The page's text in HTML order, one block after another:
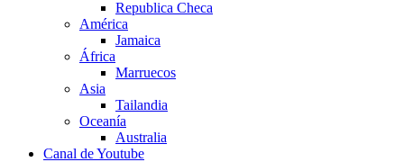
Republica Checa
América
Jamaica
África
Marruecos
Asia
Tailandia
Oceanía
Australia
Canal de Youtube